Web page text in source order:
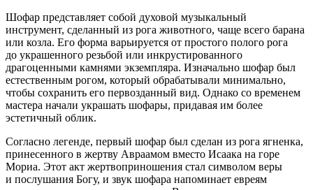
Шофар представляет собой духовой музыкальный
инструмент, сделанный из рога животного, чаще всего барана
или козла. Его форма варьируется от простого полого рога
до украшенного резьбой или инкрустированного
драгоценными камнями экземпляра. Изначально шофар был
естественным рогом, который обрабатывали минимально,
чтобы сохранить его первозданный вид. Однако со временем
мастера начали украшать шофары, придавая им более
эстетичный облик.
Согласно легенде, первый шофар был сделан из рога ягненка,
принесенного в жертву Авраамом вместо Исаака на горе
Мориа. Этот акт жертвоприношения стал символом веры
и послушания Богу, и звук шофара напоминает евреям